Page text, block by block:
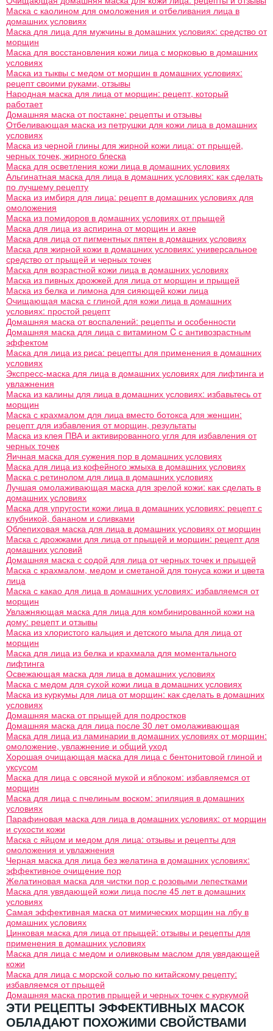
Маска с каолином для омоложения и отбеливания лица в
домашних условиях
Маска для лица для мужчины в домашних условиях: средство от
морщин
Маска для восстановления кожи лица с морковью в домашних
условиях
Маска из тыквы с медом от морщин в домашних условиях:
рецепт своими руками, отзывы
Народная маска для лица от морщин: рецепт, который
работает
Домашняя маска от постакне: рецепты и отзывы
Отбеливающая маска из петрушки для кожи лица в домашних
условиях
Маска из черной глины для жирной кожи лица: от прыщей,
черных точек, жирного блеска
Маска для осветления кожи лица в домашних условиях
Альгинатная маска для лица в домашних условиях: как сделать
по лучшему рецепту
Маска из имбиря для лица: рецепт в домашних условиях для
омоложения
Маска из помидоров в домашних условиях от прыщей
Маска для лица из аспирина от морщин и акне
Маска для лица от пигментных пятен в домашних условиях
Маска для жирной кожи в домашних условиях: универсальное
средство от прыщей и черных точек
Маска для возрастной кожи лица в домашних условиях
Маска из пивных дрожжей для лица от морщин и прыщей
Маска из белка и лимона для сияющей кожи лица
Очищающая маска с глиной для кожи лица в домашних
условиях: простой рецепт
Домашняя маска от воспалений: рецепты и особенности
Домашняя маска для лица с витамином C с антивозрастным
эффектом
Маска для лица из риса: рецепты для применения в домашних
условиях
Экспресс-маска для лица в домашних условиях для лифтинга и
увлажнения
Маска из калины для лица в домашних условиях: избавьтесь от
морщин
Маска с крахмалом для лица вместо ботокса для женщин:
рецепт для избавления от морщин, результаты
Маска из клея ПВА и активированного угля для избавления от
черных точек
Яичная маска для сужения пор в домашних условиях
Маска для лица из кофейного жмыха в домашних условиях
Маска с ретинолом для лица в домашних условиях
Лучшая омолаживающая маска для зрелой кожи: как сделать в
домашних условиях
Маска для упругости кожи лица в домашних условиях: рецепт с
клубникой, бананом и сливками
Облепиховая маска для лица в домашних условиях от морщин
Маска с дрожжами для лица от прыщей и морщин: рецепт для
домашних условий
Домашняя маска с содой для лица от черных точек и прыщей
Маска с крахмалом, медом и сметаной для тонуса кожи и цвета
лица
Маска с какао для лица в домашних условиях: избавляемся от
морщин
Увлажняющая маска для лица для комбинированной кожи на
дому: рецепт и отзывы
Маска из хлористого кальция и детского мыла для лица от
морщин
Маска для лица из белка и крахмала для моментального
лифтинга
Освежающая маска для лица в домашних условиях
Маска с медом для сухой кожи лица в домашних условиях
Маска из куркумы для лица от морщин: как сделать в домашних
условиях
Домашняя маска от прыщей для подростков
Домашняя маска для лица после 30 лет омолаживающая
Маска для лица из ламинарии в домашних условиях от морщин:
омоложение, увлажнение и общий уход
Хорошая очищающая маска для лица с бентонитовой глиной и
уксусом
Маска для лица с овсяной мукой и яблоком: избавляемся от
морщин
Маска для лица с пчелиным воском: эпиляция в домашних
условиях
Парафиновая маска для лица в домашних условиях: от морщин
и сухости кожи
Маска с яйцом и медом для лица: отзывы и рецепты для
омоложения и увлажнения
Черная маска для лица без желатина в домашних условиях:
эффективное очищение пор
Желатиновая маска для чистки пор с розовыми лепестками
Маска для увядающей кожи лица после 45 лет в домашних
условиях
Самая эффективная маска от мимических морщин на лбу в
домашних условиях
Цинковая маска для лица от прыщей: отзывы и рецепты для
применения в домашних условиях
Маска для лица с медом и оливковым маслом для увядающей
кожи
Маска для лица с морской солью по китайскому рецепту:
избавляемся от прыщей
Домашняя маска против прыщей и черных точек с куркумой
ЭТИ РЕЦЕПТЫ ЭФФЕКТИВНЫХ МАСОК
ОБЛАДАЮТ ПОХОЖИМИ СВОЙСТВАМИ